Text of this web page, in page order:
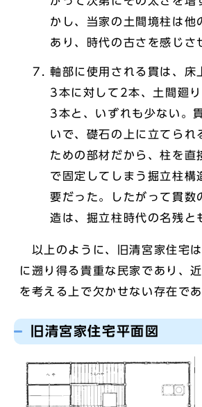
かし、当家の土間境柱は他
あり、時代の古さを感じさ
軸部に使用される貫は、床
3本に対して2本、土間廻
3本と、いずれも少ない。
いで、礎石の上に立てられ
ための部材だから、柱を直
で固定してしまう掘立柱構
要だった。したがって貫数
造は、掘立柱時代の名残と
以上のように、旧清宮家住宅
に遡り得る貴重な民家であり、
を考える上で欠かせない存在であ
旧清宮家住宅平面図